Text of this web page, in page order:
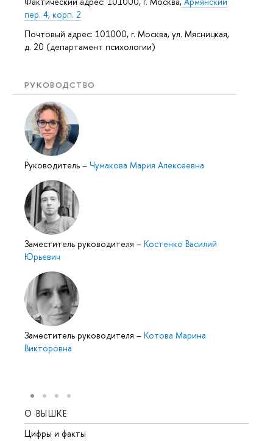
пер. 4, корп. 2
Почтовый адрес: 101000, г. Москва, ул. Мясницкая,
д. 20 (департамент психологии)
РУКОВОДСТВО
Руководитель – Чумакова Мария Алексеевна
Заместитель руководителя – Костенко Василий
Юрьевич
Заместитель руководителя – Котова Марина
Викторовна
О ВЫШКЕ
Цифры и факты